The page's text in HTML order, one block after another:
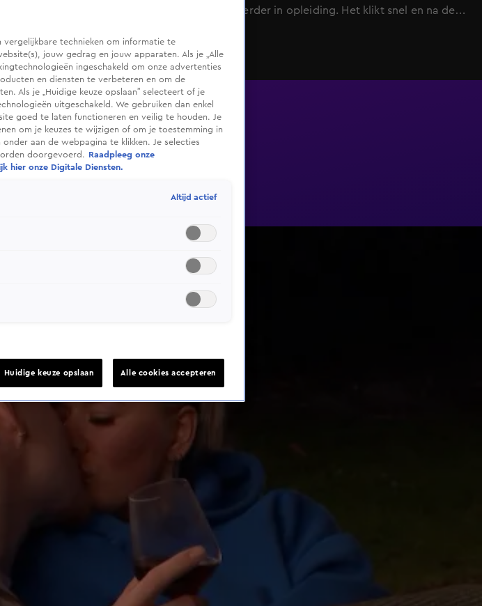
zelfs tatoeëerder in opleiding. Het klikt snel en na de
Zijn openheid raakt haar. Voor het beslissende moment
weet Mike het zeker: Rowan is iemand op wie hij
verliefd kan worden. Deelt Rowan dit gevoel?
vergelijkbare technieken om informatie te
jouw gedrag en jouw apparaten. Als je „Alle
ingeschakeld om onze advertenties
en diensten te verbeteren en om de
Als je „Huidige keuze opslaan” selecteert of je
uitgeschakeld. We gebruiken dan enkel
goed te laten functioneren en veilig te houden. Je
om je keuzes te wijzigen of om je toestemming in
aan de webpagina te klikken. Je selecties
doorgevoerd.
Raadpleeg onze
hier onze Digitale Diensten.
Altijd actief
Huidige keuze opslaan Alle cookies accepteren